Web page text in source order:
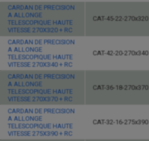
CARDAN DE PRECISION
A ALLONGE
TELESCOPIQUE HAUTE
VITESSE 270X320 + RC
CAT-45-22-270x320
CARDAN DE PRECISION
A ALLONGE
TELESCOPIQUE HAUTE
VITESSE 270X340 + RC
CAT-42-20-270x340
CARDAN DE PRECISION
A ALLONGE
TELESCOPIQUE HAUTE
VITESSE 270X370 + RC
CAT-36-18-270x370
CARDAN DE PRECISION
A ALLONGE
TELESCOPIQUE HAUTE
VITESSE 275X390 + RC
CAT-32-16-275x390